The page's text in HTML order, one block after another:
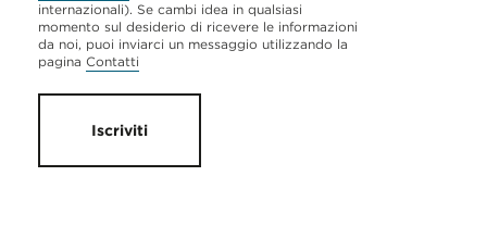
internazionali). Se cambi idea in qualsiasi
momento sul desiderio di ricevere le informazioni
da noi, puoi inviarci un messaggio utilizzando la
pagina Contatti
Iscriviti